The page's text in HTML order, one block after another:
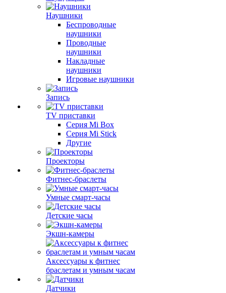
Наушники
Беспроводные
наушники
Проводные
наушники
Накладные
наушники
Игровые наушники
Запись
TV приставки
Серия Mi Box
Серия Mi Stick
Другие
Проекторы
Фитнес-браслеты
Умные смарт-часы
Детские часы
Экшн-камеры
Аксессуары к фитнес
браслетам и умным часам
Датчики